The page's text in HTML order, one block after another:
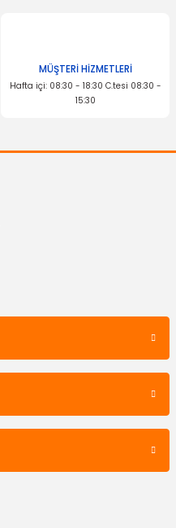
MÜŞTERİ HİZMETLERİ
Hafta içi: 08:30 - 18:30 C.tesi 08:30 -
15:30